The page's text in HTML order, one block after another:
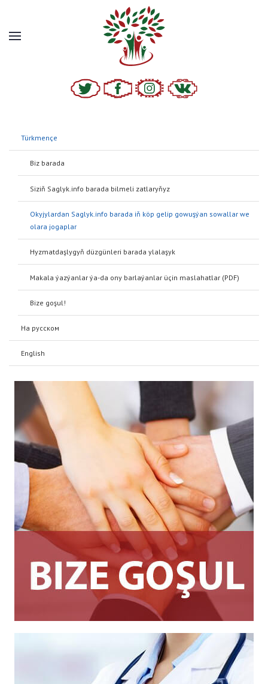
Türkmençe
Biz barada
Siziň Saglyk.info barada bilmeli zatlaryňyz
Okyjylardan Saglyk.info barada iň köp gelip gowuşýan sowallar we
olara jogaplar
Hyzmatdaşlygyň düzgünleri barada ylalaşyk
Makala ýazýanlar ýa-da ony barlaýanlar üçin maslahatlar (PDF)
Bize goşul!
На русском
О нас Руководство для писателей и исследователей (PDF)
English
About us Six things you should know about Saglyk.orgFrequently asked questions about Saglyk.org